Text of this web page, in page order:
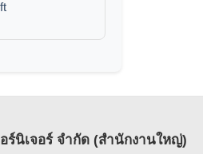
ร์นิเจอร์ จำกัด (สำนักงานใหญ่)